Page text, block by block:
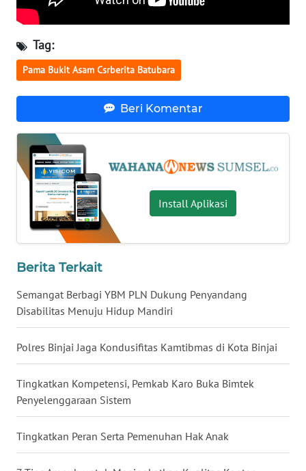
Tag:
Pama Bukit Asam Csrberita Batubara
Beri Komentar
Install Aplikasi
Berita Terkait
Semangat Berbagi YBM PLN Dukung Penyandang
Disabilitas Menuju Hidup Mandiri
Polres Binjai Jaga Kondusifitas Kamtibmas di Kota Binjai
Tingkatkan Kompetensi, Pemkab Karo Buka Bimtek
Penyelenggaraan Sistem
Tingkatkan Peran Serta Pemenuhan Hak Anak
WN
KALTARA
WN
KALTIM
WN
SULSEL
WN
GORONTALO
SULUT
WN
MALUKU
WN
MALUT
WN